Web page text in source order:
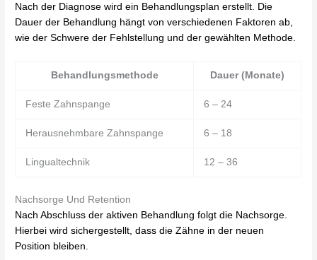
Nach der Diagnose wird ein Behandlungsplan erstellt. Die
Dauer der Behandlung hängt von verschiedenen Faktoren ab,
wie der Schwere der Fehlstellung und der gewählten Methode.
Behandlungsmethode Dauer (Monate)
Feste Zahnspange 6 – 24
Herausnehmbare Zahnspange 6 – 18
Lingualtechnik 12 – 36
Nachsorge Und Retention
Nach Abschluss der aktiven Behandlung folgt die Nachsorge.
Hierbei wird sichergestellt, dass die Zähne in der neuen
Position bleiben.